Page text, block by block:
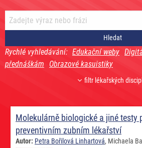
Rychlé vyhledávání: Edukační weby
přednáškám
Obrazové kasuistiky
filtr lékařských
Molekulárně biologické a jiné testy
preventivním zubním lékařství
Autor: Petra Bořilová Linhartová, Michaela